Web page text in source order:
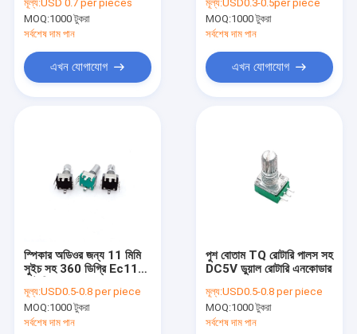
আমাদের সম্পর্কে
মূল্য:USD 0.7 per pieces
MOQ:1000 টুকরা
সর্বশেষ দাম পান
এখন যোগাযোগ
মূল্য:USD0.3-0.5per piece
MOQ:1000 টুকরা
সর্বশেষ দাম পান
এখন যোগাযোগ
স্পিকার অডিওর জন্য 11 মিমি
সুইচ সহ 360 ডিগ্রি Ec11
মূল্য:USD0.5-0.8 per piece
MOQ:1000 টুকরা
সর্বশেষ দাম পান
পুশ বোতাম TQ রোটারি পালস সহ
DC5V ডুয়াল রোটারি এনকোডার
মূল্য:USD0.5-0.8 per piece
MOQ:1000 টুকরা
সর্বশেষ দাম পান